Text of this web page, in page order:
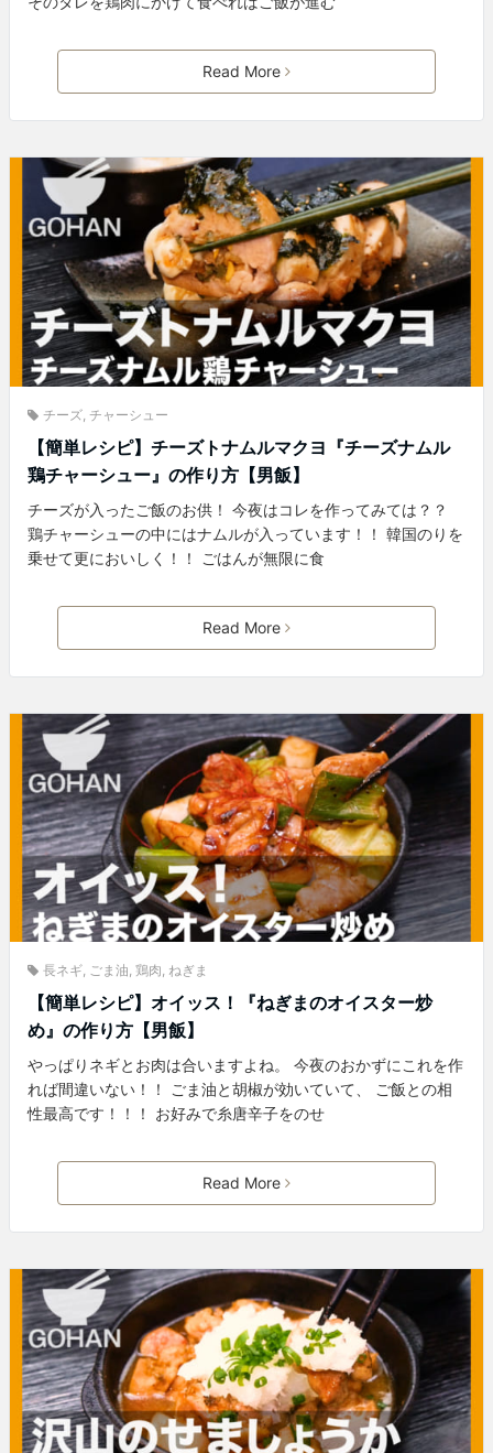
Read More
チーズ チャーシュー
【簡単レシピ】チーズトナムルマクヨ『チーズナムル
鶏チャーシュー』の作り方【男飯】
チーズが入ったご飯のお供！ 今夜はコレを作ってみては？？
鶏チャーシューの中にはナムルが入っています！！ 韓国のりを
乗せて更においしく！！ ごはんが無限に食
Read More
長ネギ ごま油 鶏肉 ねぎま
【簡単レシピ】オイッス！『ねぎまのオイスター炒
め』の作り方【男飯】
やっぱりネギとお肉は合いますよね。 今夜のおかずにこれを作
れば間違いない！！ ごま油と胡椒が効いていて、 ご飯との相
性最高です！！！ お好みで糸唐辛子をのせ
Read More